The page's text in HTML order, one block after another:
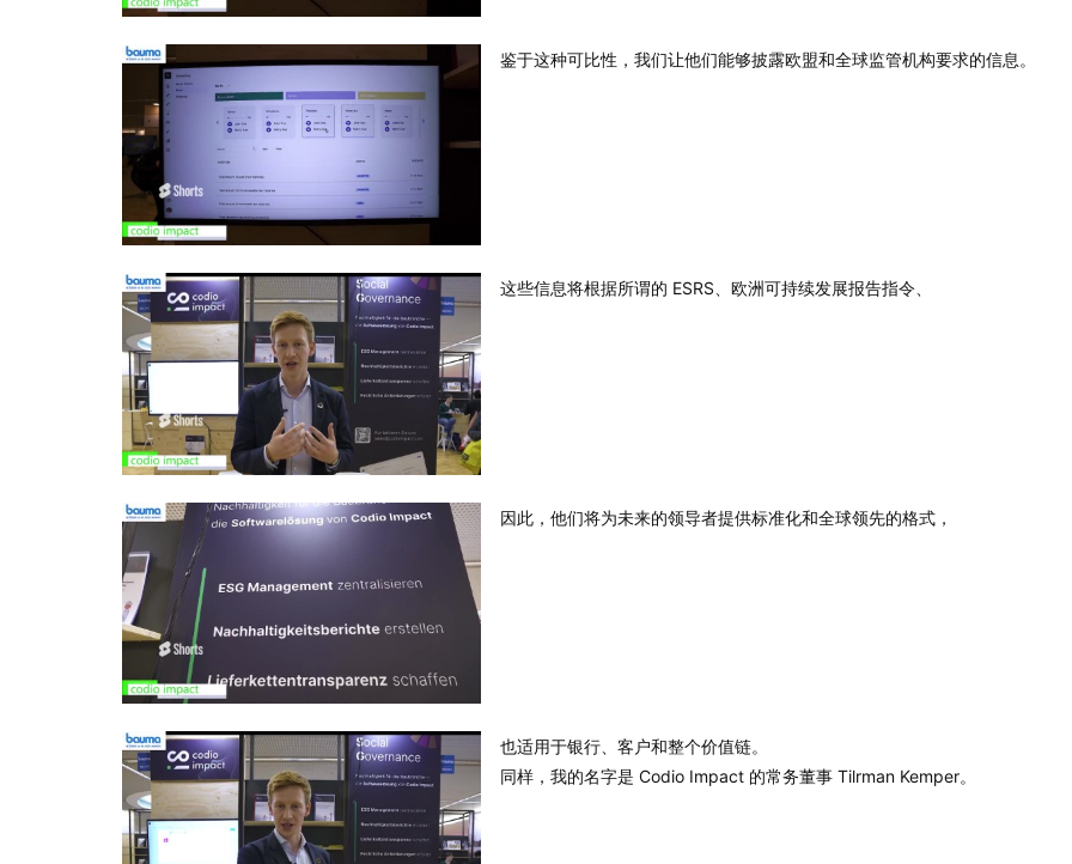
鉴于这种可比性，我们让他们能够披露欧盟和全球监管机构要求的信息。
这些信息将根据所谓的 ESRS、欧洲可持续发展报告指令、
因此，他们将为未来的领导者提供标准化和全球领先的格式，
也适用于银行、客户和整个价值链。
同样，我的名字是 Codio Impact 的常务董事 Tilrman Kemper。